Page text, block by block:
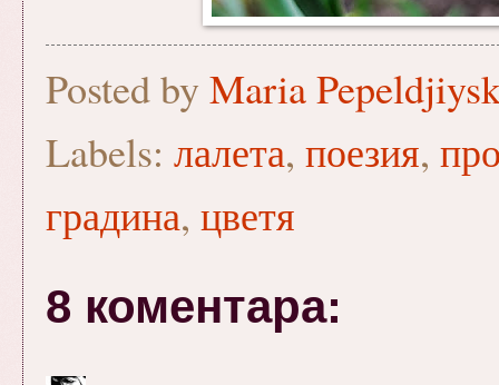
Posted by Maria
Labels: лалета, поезия,
градина, цветя
8 коментара: